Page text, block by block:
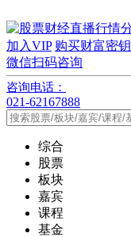
加入VIP 购买财富密钥
微信扫码咨询
咨询电话：
021-62167888
综合
股票
板块
嘉宾
课程
基金